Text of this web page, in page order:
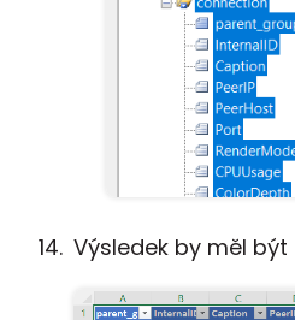
Výsledek by měl